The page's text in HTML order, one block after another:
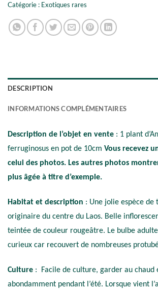
Catégorie : Exotiques rares
DESCRIPTION
INFORMATIONS COMPLÉMENTAIRES
Description de l’objet en vente : 1 plant
ferruginosus en pot de 10cm Vous recevez
celui des photos. Les autres photos
plus âgée à titre d’exemple.
Habitat et description : Une jolie espèce de
originaire du centre du Laos. Belle
teintée de couleur rougeâtre. Le bulbe
curieux car recouvert de nombreuses
Culture : Facile de culture, garder au chaud
abondamment pendant l’été. Lorsque vient